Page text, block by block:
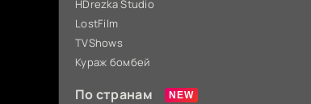
HDrezka Studio
LostFilm
TVShows
Кураж бомбей
По странам